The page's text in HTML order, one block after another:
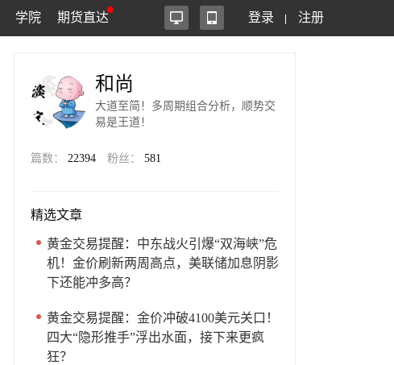
学院 期货直达 登录 注册
和尚
大道至简！多周期组合分析，顺势交
易是王道！
篇数： 22394 粉丝： 581
精选文章
黄金交易提醒：中东战火引爆“双海峡”危
机！金价刷新两周高点，美联储加息阴影
下还能冲多高？
黄金交易提醒：金价冲破4100美元关口！
四大“隐形推手”浮出水面，接下来更疯
狂？